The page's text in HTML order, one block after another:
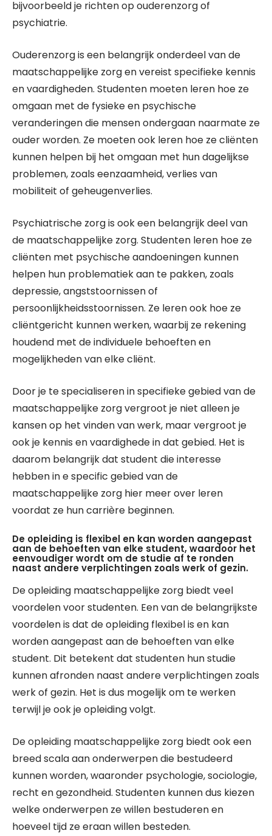
bijvoorbeeld je richten op ouderenzorg of
psychiatrie.
Ouderenzorg is een belangrijk onderdeel van de
maatschappelijke zorg en vereist specifieke kennis
en vaardigheden. Studenten moeten leren hoe ze
omgaan met de fysieke en psychische
veranderingen die mensen ondergaan naarmate ze
ouder worden. Ze moeten ook leren hoe ze cliënten
kunnen helpen bij het omgaan met hun dagelijkse
problemen, zoals eenzaamheid, verlies van
mobiliteit of geheugenverlies.
Psychiatrische zorg is ook een belangrijk deel van
de maatschappelijke zorg. Studenten leren hoe ze
cliënten met psychische aandoeningen kunnen
helpen hun problematiek aan te pakken, zoals
depressie, angststoornissen of
persoonlijkheidsstoornissen. Ze leren ook hoe ze
cliëntgericht kunnen werken, waarbij ze rekening
houdend met de individuele behoeften en
mogelijkheden van elke cliënt.
Door je te specialiseren in specifieke gebied van de
maatschappelijke zorg vergroot je niet alleen je
kansen op het vinden van werk, maar vergroot je
ook je kennis en vaardighede in dat gebied. Het is
daarom belangrijk dat student die interesse
hebben in e specific gebied van de
maatschappelijke zorg hier meer over leren
voordat ze hun carrière beginnen.
De opleiding is flexibel en kan worden aangepast
aan de behoeften van elke student, waardoor het
eenvoudiger wordt om de studie af te ronden
naast andere verplichtingen zoals werk of gezin.
De opleiding maatschappelijke zorg biedt veel
voordelen voor studenten. Een van de belangrijkste
voordelen is dat de opleiding flexibel is en kan
worden aangepast aan de behoeften van elke
student. Dit betekent dat studenten hun studie
kunnen afronden naast andere verplichtingen zoals
werk of gezin. Het is dus mogelijk om te werken
terwijl je ook je opleiding volgt.
De opleiding maatschappelijke zorg biedt ook een
breed scala aan onderwerpen die bestudeerd
kunnen worden, waaronder psychologie, sociologie,
recht en gezondheid. Studenten kunnen dus kiezen
welke onderwerpen ze willen bestuderen en
hoeveel tijd ze eraan willen besteden.